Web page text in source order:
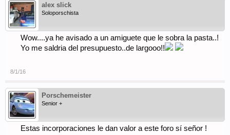
alex slick
Soloporschista
Wow....ya he avisado a un amiguete que le sobra la pasta..!
Yo me saldria del presupuesto..de largooo!!
8/1/16
Porschemeister
Senior +
Estas incorporaciones le dan valor a este foro sí señor !